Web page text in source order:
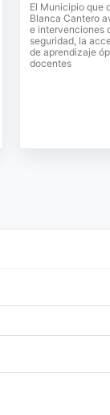
El Municipio que
Blanca Cantero
e intervenciones
seguridad, la
de aprendizaje
docentes